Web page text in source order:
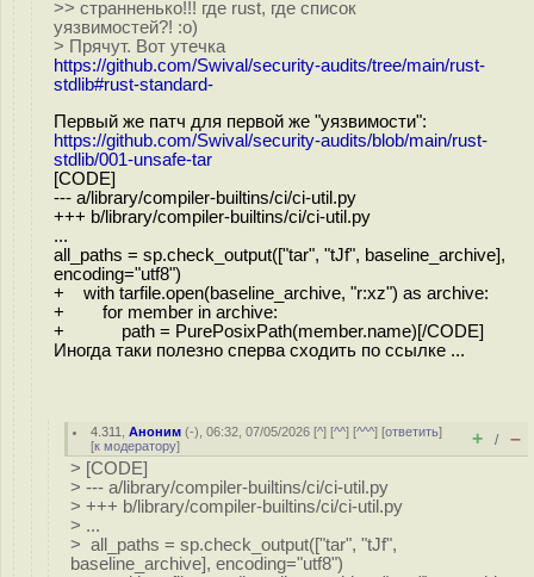
>> странненько!!! где rust, где список
уязвимостей?! :о)
> Прячут. Вот утечка
https://github.com/Swival/security-audits/tree/main/rust-
stdlib#rust-standard-
Первый же патч для первой же "уязвимости":
https://github.com/Swival/security-audits/blob/main/rust-
stdlib/001-unsafe-tar
[CODE]
--- a/library/compiler-builtins/ci/ci-util.py
+++ b/library/compiler-builtins/ci/ci-util.py
...
all_paths = sp.check_output(["tar", "tJf", baseline_archive],
encoding="utf8")
+ with tarfile.open(baseline_archive, "r:xz") as archive:
+ for member in archive:
+ path = PurePosixPath(member.name)[/CODE]
Иногда таки полезно сперва сходить по ссылке ...
4.311 ,Аноним (-), 06:32, 07/05/2026 [^] [^^] [^^^] [ответить]
[к модератору] + / –
> [CODE]
> --- a/library/compiler-builtins/ci/ci-util.py
> +++ b/library/compiler-builtins/ci/ci-util.py
> ...
> all_paths = sp.check_output(["tar", "tJf",
baseline_archive], encoding="utf8")